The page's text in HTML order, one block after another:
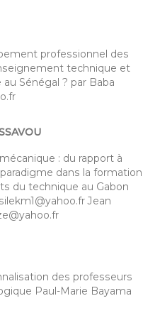
professionnel des
technique et
Sénégal ? par Baba
: du rapport à
dans la formation
du technique au Gabon
Jean
des professeurs
Paul-Marie Bayama